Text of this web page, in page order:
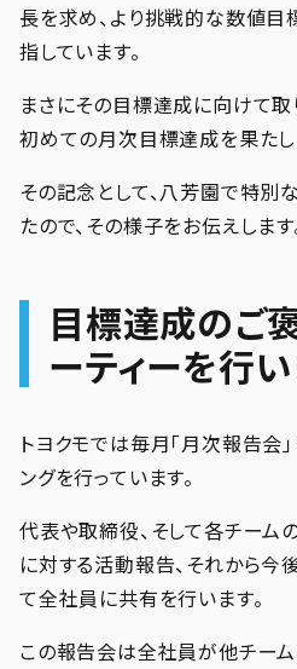
長を求め、より挑戦的な数値目
指しています。
まさにその目標達成に向けて取
初めての月次目標達成を果たし
その記念として、八芳園で特別
たので、その様子をお伝えします
目標達成のご
ーティーを行
トヨクモでは毎月「月次報告会
ングを行っています。
代表や取締役、そして各チーム
に対する活動報告、それから今
て全社員に共有を行います。
この報告会は全社員が他チー